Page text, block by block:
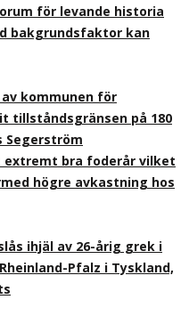
för levande historia
bakgrundsfaktor kan
kommunen för
tillståndsgränsen på 180
Segerström
bra foderår vilket
högre avkastning hos
ihjäl av 26-årig grek i
Pfalz i Tyskland,